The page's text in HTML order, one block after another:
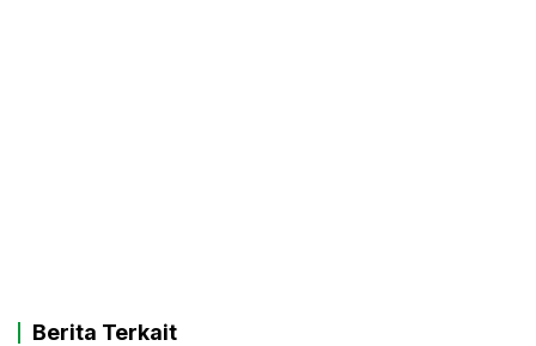
Berita Terkait